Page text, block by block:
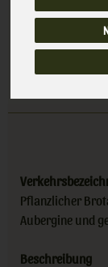
Pflanzlicher
Aubergine und
Beschreibung